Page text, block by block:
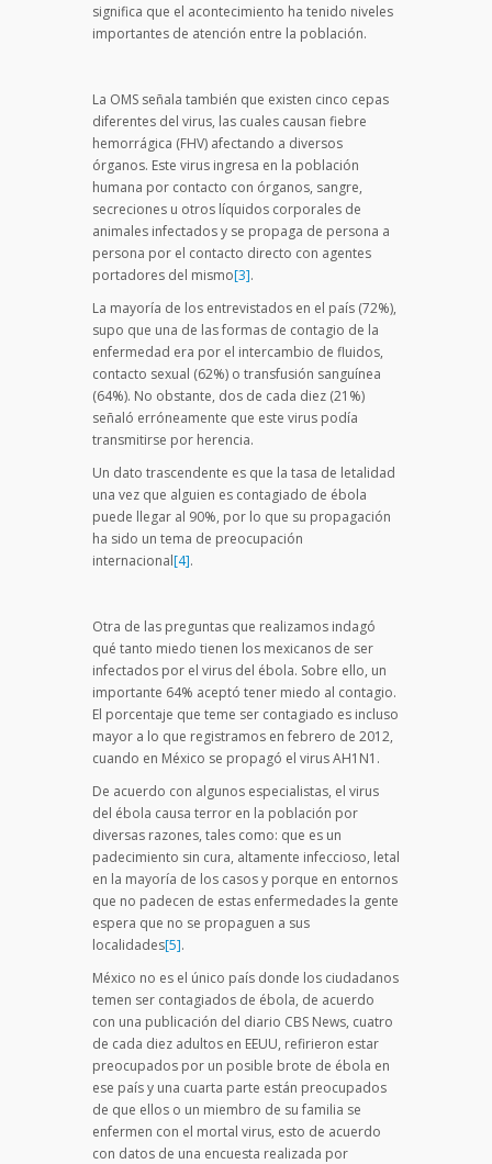
significa que el acontecimiento ha tenido niveles
importantes de atención entre la población.
La OMS señala también que existen cinco cepas
diferentes del virus, las cuales causan fiebre
hemorrágica (FHV) afectando a diversos
órganos. Este virus ingresa en la población
humana por contacto con órganos, sangre,
secreciones u otros líquidos corporales de
animales infectados y se propaga de persona a
persona por el contacto directo con agentes
portadores del mismo[3].
La mayoría de los entrevistados en el país (72%),
supo que una de las formas de contagio de la
enfermedad era por el intercambio de fluidos,
contacto sexual (62%) o transfusión sanguínea
(64%). No obstante, dos de cada diez (21%)
señaló erróneamente que este virus podía
transmitirse por herencia.
Un dato trascendente es que la tasa de letalidad
una vez que alguien es contagiado de ébola
puede llegar al 90%, por lo que su propagación
ha sido un tema de preocupación
internacional[4].
Otra de las preguntas que realizamos indagó
qué tanto miedo tienen los mexicanos de ser
infectados por el virus del ébola. Sobre ello, un
importante 64% aceptó tener miedo al contagio.
El porcentaje que teme ser contagiado es incluso
mayor a lo que registramos en febrero de 2012,
cuando en México se propagó el virus AH1N1.
De acuerdo con algunos especialistas, el virus
del ébola causa terror en la población por
diversas razones, tales como: que es un
padecimiento sin cura, altamente infeccioso, letal
en la mayoría de los casos y porque en entornos
que no padecen de estas enfermedades la gente
espera que no se propaguen a sus
localidades[5].
México no es el único país donde los ciudadanos
temen ser contagiados de ébola, de acuerdo
con una publicación del diario CBS News, cuatro
de cada diez adultos en EEUU, refirieron estar
preocupados por un posible brote de ébola en
ese país y una cuarta parte están preocupados
de que ellos o un miembro de su familia se
enfermen con el mortal virus, esto de acuerdo
con datos de una encuesta realizada por